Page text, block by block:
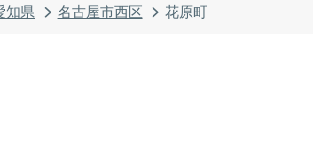
知県 名古屋市西区 花原町